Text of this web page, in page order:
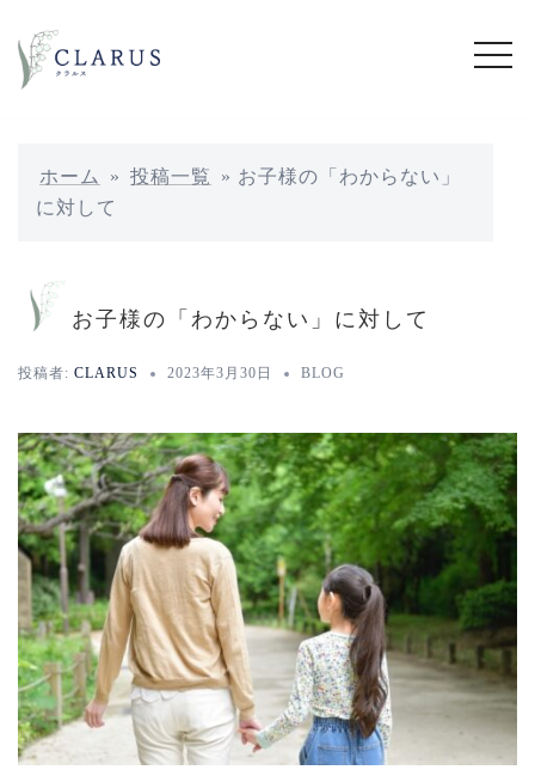
ン
ホーム » 投稿一覧 » お子様の「わからない」
に対して
お子様の「わからない」に対して
投稿者: CLARUS 2023年3月30日 BLOG